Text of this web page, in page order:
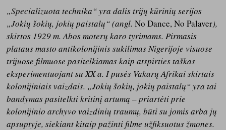
„Specializuota technika“ yra dalis trijų kūrinių serijos
„Jokių šokių, jokių paistalų“ (angl.No Dance, No Palaver),
skirtos 1929 m. Abos moterų karo tyrimams. Pirmasis
plataus masto antikolonijinis sukilimas Nigerijoje visuose
trijuose filmuose pasitelkiamas kaip atspirties taškas
eksperimentuojant su XX a. I pusės Vakarų Afrikai skirtais
kolonijiniais vaizdais. „Jokių šokių, jokių paistalų“ yra tai
bandymas pasitelkti kritinį artumą – priartėti prie
kolonijinio archyvo vaizdinių traumų, būti su jomis arba jų
apsuptyje, siekiant kitaip pažinti filme užfiksuotus žmones.